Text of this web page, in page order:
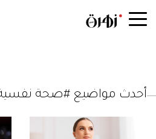
أحدث مواضيع #صحة